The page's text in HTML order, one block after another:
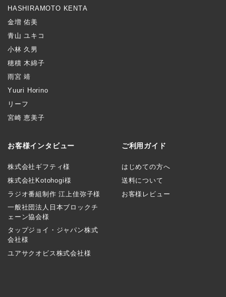
HASHIRAMOTO KENTA
金増 佑美
青山 ユキコ
小林 久男
穂積 木綿子
雨宮 靖
Yuuri Horino
リーフ
宮崎 恵美子
お客様インタビュー
株式会社ギフティ様
株式会社Kotohogi様
ラジオ番組制作 江上佳弥子様
一般社団法人日本ブロックチ
ェーン協会様
タップジョイ・ジャパン株式
会社様
ユアサクオビス株式会社様
ご利用ガイド
はじめての方へ
送料について
お客様レビュー